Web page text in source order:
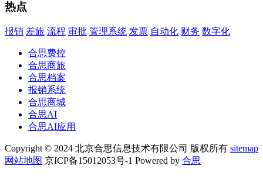
热点
报销 差旅 流程 审批 管理系统 发票 自动化 财务 数字化
合思费控
合思商旅
合思档案
报销系统
合思商城
合思AI
合思AI应用
Copyright © 2024 北京合思信息技术有限公司 版权所有 sitemap
网站地图 京ICP备15012053号-1 Powered by 合思